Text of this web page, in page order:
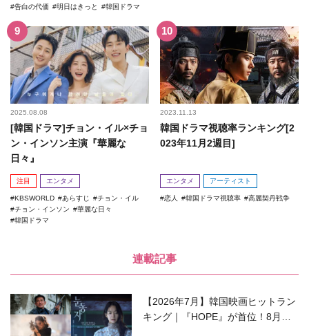
告白の代価
明日はきっと 韓国ドラマ
2025.08.08
[韓国ドラマ]チョン・イル×チョ
ン・インソン主演『華麗な
日々』
注目 エンタメ
KBSWORLD あらすじ
チョン・イル
チョン・インソン
華麗な日々
韓国ドラマ
2023.11.13
韓国ドラマ視聴率ランキング[2
023年11月2週目]
エンタメ アーティスト
恋人 韓国ドラマ視聴率 高麗契丹戦争
連載記事
【2026年7月】韓国映画ヒットラン
キング｜『HOPE』が首位！8月公